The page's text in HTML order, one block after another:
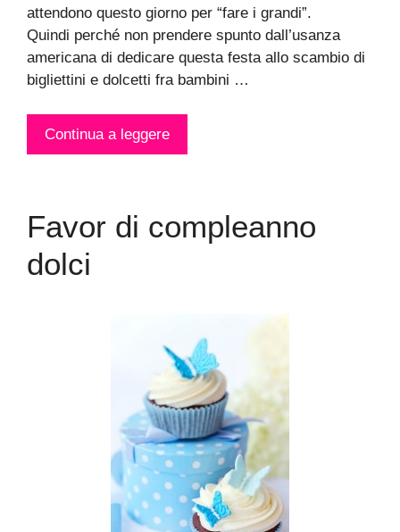
attendono questo giorno per “fare i grandi”.
Quindi perché non prendere spunto dall’usanza
americana di dedicare questa festa allo scambio di
bigliettini e dolcetti fra bambini …
Continua a leggere
Favor di compleanno
dolci